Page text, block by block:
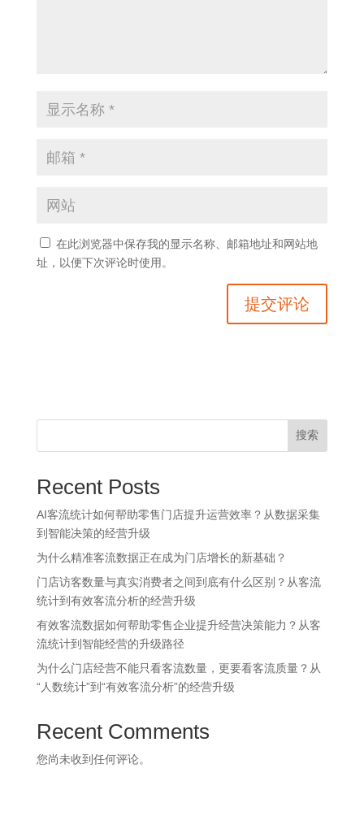
在此浏览器中保存我的显示名称、邮箱地址和网站地
址，以便下次评论时使用。
搜索
Recent Posts
AI客流统计如何帮助零售门店提升运营效率？从数据采集
到智能决策的经营升级
为什么精准客流数据正在成为门店增长的新基础？
门店访客数量与真实消费者之间到底有什么区别？从客流
统计到有效客流分析的经营升级
有效客流数据如何帮助零售企业提升经营决策能力？从客
流统计到智能经营的升级路径
为什么门店经营不能只看客流数量，更要看客流质量？从
“人数统计”到“有效客流分析”的经营升级
Recent Comments
您尚未收到任何评论。